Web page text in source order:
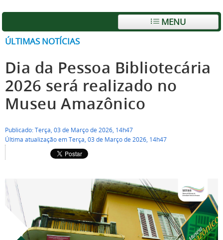
MENU
ÚLTIMAS NOTÍCIAS
Dia da Pessoa Bibliotecária
2026 será realizado no
Museu Amazônico
Publicado: Terça, 03 de Março de 2026, 14h47
Última atualização em Terça, 03 de Março de 2026, 14h47